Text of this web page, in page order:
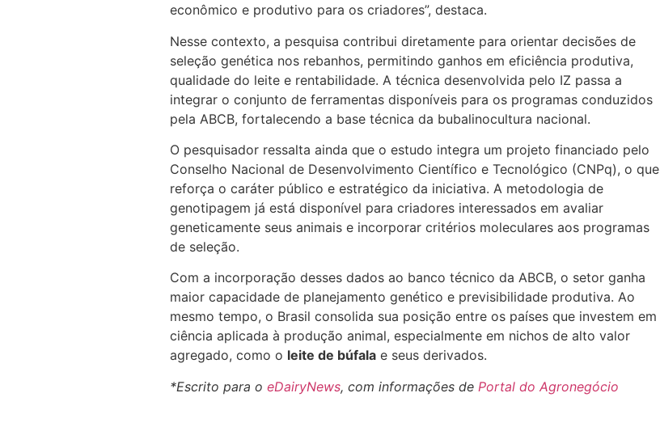
econômico e produtivo para os criadores”, destaca.
Nesse contexto, a pesquisa contribui diretamente para orientar decisões de
seleção genética nos rebanhos, permitindo ganhos em eficiência produtiva,
qualidade do leite e rentabilidade. A técnica desenvolvida pelo IZ passa a
integrar o conjunto de ferramentas disponíveis para os programas conduzidos
pela ABCB, fortalecendo a base técnica da bubalinocultura nacional.
O pesquisador ressalta ainda que o estudo integra um projeto financiado pelo
Conselho Nacional de Desenvolvimento Científico e Tecnológico (CNPq), o que
reforça o caráter público e estratégico da iniciativa. A metodologia de
genotipagem já está disponível para criadores interessados em avaliar
geneticamente seus animais e incorporar critérios moleculares aos programas
de seleção.
Com a incorporação desses dados ao banco técnico da ABCB, o setor ganha
maior capacidade de planejamento genético e previsibilidade produtiva. Ao
mesmo tempo, o Brasil consolida sua posição entre os países que investem em
ciência aplicada à produção animal, especialmente em nichos de alto valor
agregado, como o leite de búfala e seus derivados.
*Escrito para o eDairyNews, com informações de Portal do Agronegócio